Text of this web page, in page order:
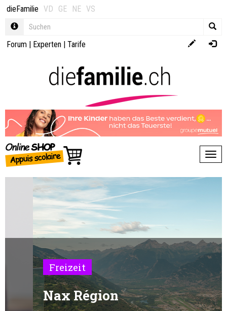
dieFamilie VD GE NE VS
Forum | Experten | Tarife
Freizeit
Nax Région